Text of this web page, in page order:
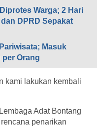
Warga; 2 Hari
DPRD Sepakat
Masuk
per Orang
kami lakukan kembali
Adat Bontang
penarikan